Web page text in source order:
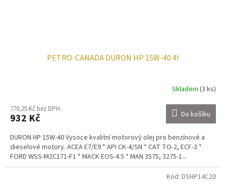
PETRO-CANADA DURON HP 15W-40 4l
Skladem (3 ks)
770,25 Kč bez DPH
932 Kč Do košíku
DURON HP 15W-40 Vysoce kvalitní motorový olej pro benzínové a
dieselové motory. ACEA E7/E9 * API CK-4/SN * CAT TO-2, ECF-3 *
FORD WSS-M2C171-F1 * MACK EOS-4.5 * MAN 3575, 3275-1...
Kód: DSHP14C20